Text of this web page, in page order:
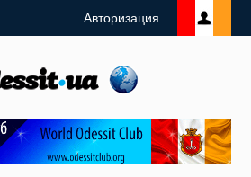
Авторизация